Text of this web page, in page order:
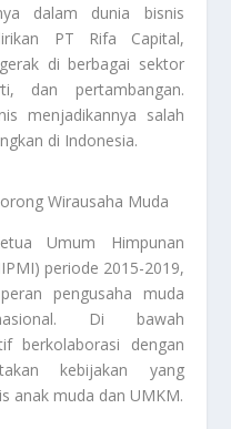
dalam dunia bisnis
PT Rifa Capital,
di berbagai sektor
dan pertambangan.
menjadikannya salah
di Indonesia.
Wirausaha Muda
Umum Himpunan
periode 2015-2019,
pengusaha muda
Di bawah
berkolaborasi dengan
kebijakan yang
anak muda dan UMKM.